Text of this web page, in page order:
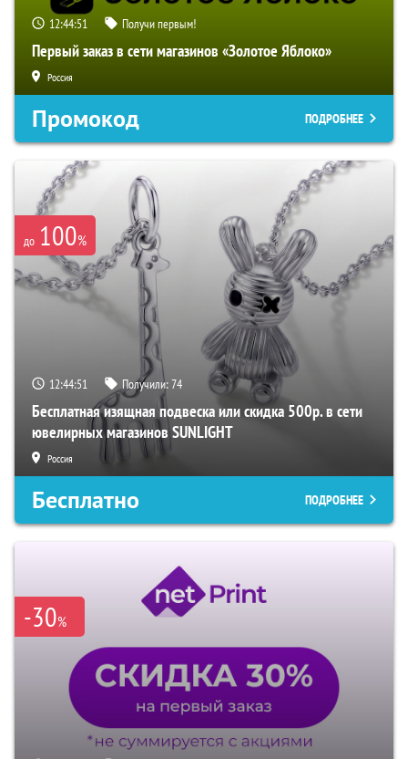
12:44:50 Получи первым!
Первый заказ в сети магазинов «Золотое Яблоко»
Россия
Промокод ПОДРОБНЕЕ
до 100%
12:44:50 Получили:74
Бесплатная изящная подвеска или скидка 500р. в сети
ювелирных магазинов SUNLIGHT
Россия
Бесплатно ПОДРОБНЕЕ
-30%